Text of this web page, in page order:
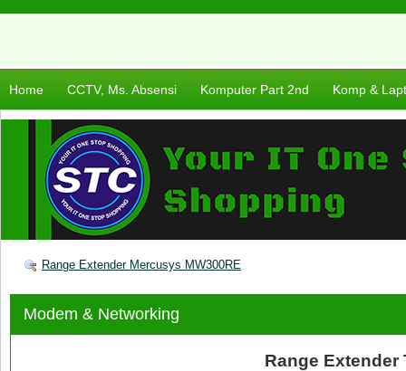
Home CCTV, Ms. Absensi Komputer Part 2nd Komp &
Range Extender Mercusys MW300RE
Modem & Networking
Range Extender